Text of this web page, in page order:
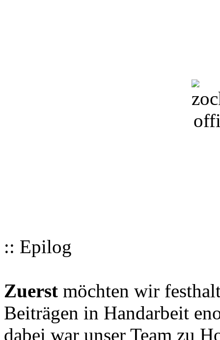
:: Epilog
Zuerst möchten wir
Beiträgen in Handarbeit
dabei war unser Team zu